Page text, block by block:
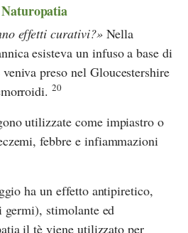
effetti curativi? Nella
esisteva un infuso a base di
preso nel Gloucestershire
20
utilizzate come impiastro o
febbre e infiammazioni
ha un effetto antipiretico,
stimolante ed
il tè viene utilizzato per